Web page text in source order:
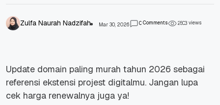
Zulfa Naurah Nadzifah Mar 30, 2026 0Comments 2503views
Update domain paling murah tahun 2026 sebagai
referensi ekstensi projest digitalmu. Jangan lupa
cek harga renewalnya juga ya!